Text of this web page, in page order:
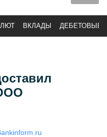
ВКЛАДЫ ДЕБЕТОВЫЕ